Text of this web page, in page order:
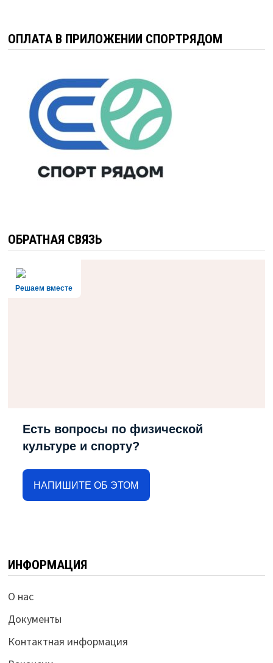
ОПЛАТА В ПРИЛОЖЕНИИ СПОРТРЯДОМ
ОБРАТНАЯ СВЯЗЬ
Решаем вместе
Есть вопросы по физической
культуре и спорту?
НАПИШИТЕ ОБ ЭТОМ
ИНФОРМАЦИЯ
О нас
Документы
Контактная информация